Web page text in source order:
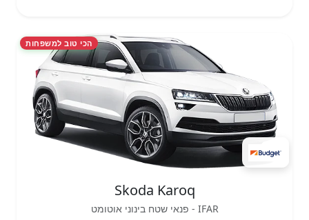
הכי טוב למשפחות
Skoda Karoq
IFAR - פנאי שטח בינוני אוטומט